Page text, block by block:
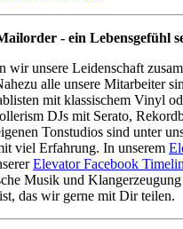
- ein Lebensgefühl
wir unsere Leidenschaft
alle unsere Mitarbeiter
mit klassischem Vinyl
DJs mit Serato,
Tonstudios sind unter
viel Erfahrung. In unserem
Elevator Facebook
Musik und
das wir gerne mit Dir teilen.